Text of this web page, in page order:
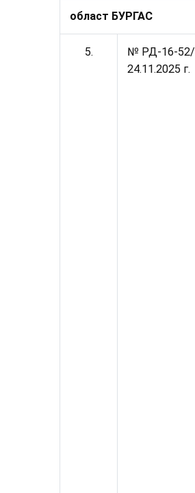
област БУРГАС
5.
№ РД-16-52/
24.11.2025 г.